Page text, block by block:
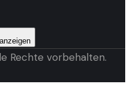
Rechte vorbehalten.